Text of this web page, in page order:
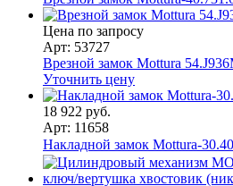
Цена по запросу
Арт: 53727
Врезной замок Mottura
Уточнить цену
18 922 руб.
Арт: 11658
Накладной замок Mottura-